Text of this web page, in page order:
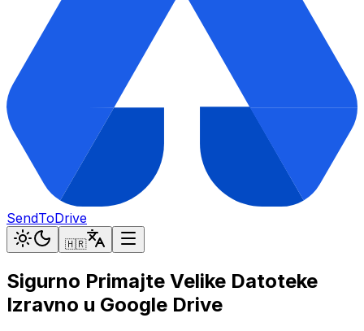
SendToDrive
🇭🇷
Sigurno Primajte Velike Datoteke
Izravno u Google Drive